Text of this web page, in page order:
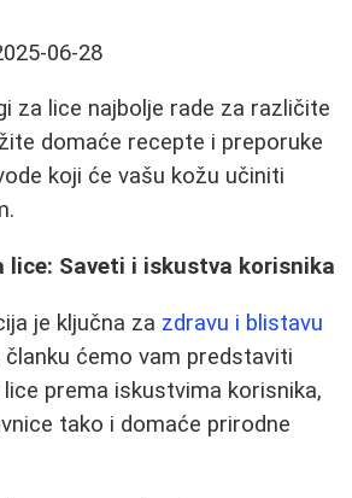
06-28
za lice najbolje rade za različite
domaće recepte i preporuke
koji će vašu kožu učiniti
lice: Saveti i iskustva korisnika
je ključna za zdravu i blistavu
članku ćemo vam predstaviti
prema iskustvima korisnika,
tako i domaće prirodne